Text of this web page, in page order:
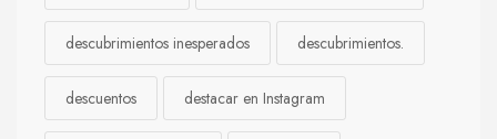
descubrimientos inesperados descubrimientos.
descuentos destacar en Instagram